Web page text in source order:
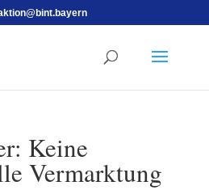
Keine
Vermarktung